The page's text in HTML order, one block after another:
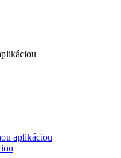
aplikáciou